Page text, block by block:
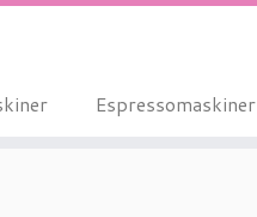
Espressomaskiner